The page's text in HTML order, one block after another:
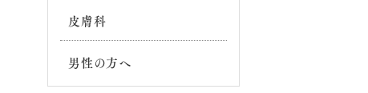
皮膚科
男性の方へ